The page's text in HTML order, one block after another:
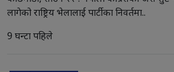
लागेको राष्ट्रिय भेलालाई पार्टीका निवर्तमा..
9 घन्टा पहिले